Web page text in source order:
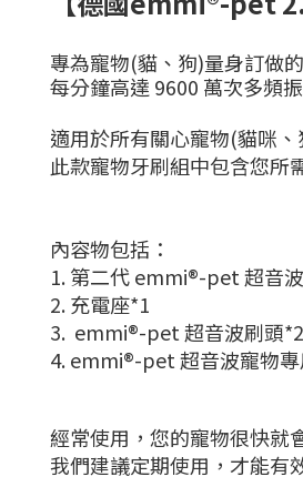
專為寵物(貓、狗)量身訂做
每分鐘高達 9600 萬次多頻
適用於所有關心寵物(貓咪
此款寵物牙刷組中包含您所
內容物包括：
1. 第二代 emmi®-pet 超音
2. 充電座*1
3. emmi®-pet 超音波刷頭*2
4. emmi®-pet 超音波寵物
經常使用，您的寵物很快
我們建議定期使用，才能有